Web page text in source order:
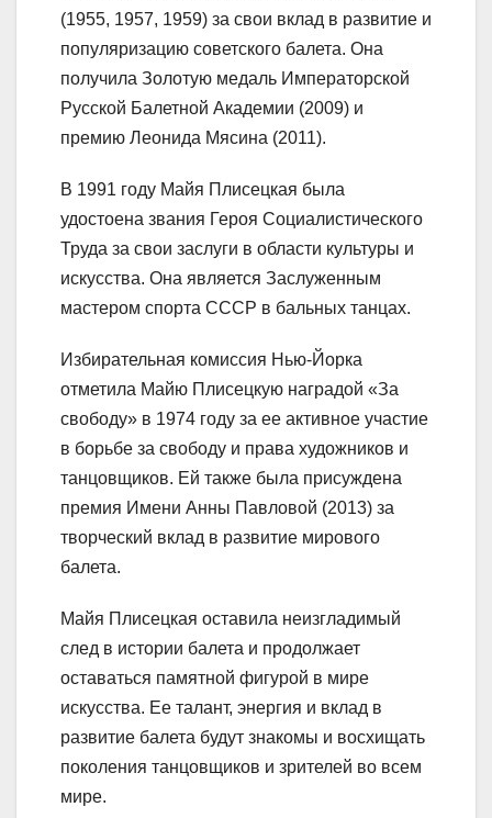
(1955, 1957, 1959) за свои вклад в развитие и
популяризацию советского балета. Она
получила Золотую медаль Императорской
Русской Балетной Академии (2009) и
премию Леонида Мясина (2011).
В 1991 году Майя Плисецкая была
удостоена звания Героя Социалистического
Труда за свои заслуги в области культуры и
искусства. Она является Заслуженным
мастером спорта СССР в бальных танцах.
Избирательная комиссия Нью-Йорка
отметила Майю Плисецкую наградой «За
свободу» в 1974 году за ее активное участие
в борьбе за свободу и права художников и
танцовщиков. Ей также была присуждена
премия Имени Анны Павловой (2013) за
творческий вклад в развитие мирового
балета.
Майя Плисецкая оставила неизгладимый
след в истории балета и продолжает
оставаться памятной фигурой в мире
искусства. Ее талант, энергия и вклад в
развитие балета будут знакомы и восхищать
поколения танцовщиков и зрителей во всем
мире.